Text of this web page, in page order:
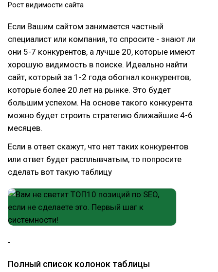
Рост видимости сайта
Если Вашим сайтом занимается частный
специалист или компания, то спросите - знают ли
они 5-7 конкурентов, а лучше 20, которые имеют
хорошую видимость в поиске. Идеально найти
сайт, который за 1-2 года обогнал конкурентов,
которые более 20 лет на рынке. Это будет
большим успехом. На основе такого конкурента
можно будет строить стратегию ближайшие 4-6
месяцев.
Если в ответ скажут, что нет таких конкурентов
или ответ будет расплывчатым, то попросите
сделать вот такую таблицу
-
Полный список колонок таблицы